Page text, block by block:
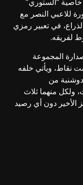
للاعبي النصر مع
لعضلة الذراع، في تعبير رمزي
لفريقه.
المجموعة
آسيا 2 برصيد ست نقاط، ويأتي خلفه
من
ولكل منهما ثلاث
الأخير دون أي رصيد